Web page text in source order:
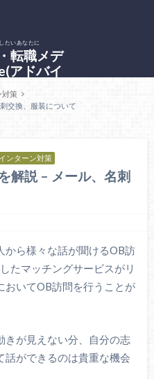
たいあなたに
対策
交換、服装について
ンターン対策
解説 – メール、名刺
から様々な話が聞けるOB訪
たマッチングサービスがリ
おいてOB訪問を行うことが
きが見えない分、自分の志
話ができるのは貴重な機会